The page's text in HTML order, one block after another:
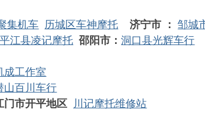
集机车 历城区车神摩托 济宁市 ：邹城
平江县凌记摩托 邵阳市：洞口县光辉车行
成工作室
山百川车行
门市开平地区
川记摩托维修站